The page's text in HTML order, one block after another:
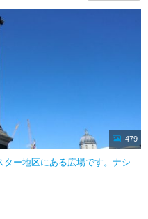
479
ロンドンのウエストミンスター地区にある広場です。ナショナルギャラリーに行く方は必然的に訪れる場所です。様々な集会やイベントが行われる場所です。名前の由来は1805年のトラファルガーの戦いの勝利にちなみ名付けられました。一際